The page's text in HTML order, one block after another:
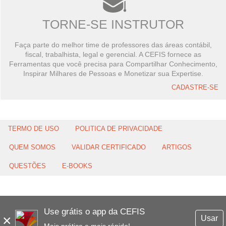
×
Use grátis o app da CEFIS
Usar
TORNE-SE INSTRUTOR
Faça parte do melhor time de professores das áreas contábil,
fiscal, trabalhista, legal e gerencial. A CEFIS fornece as
Ferramentas que você precisa para Compartilhar Conhecimento,
Inspirar Milhares de Pessoas e Monetizar sua Expertise.
CADASTRE-SE
TERMO DE USO POLITICA DE PRIVACIDADE
QUEM SOMOS VALIDAR CERTIFICADO ARTIGOS
QUESTÕES E-BOOKS